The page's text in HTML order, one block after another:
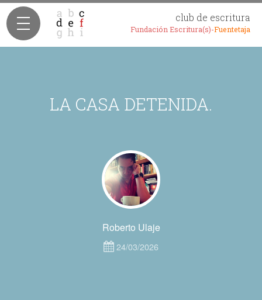
club de escritura
Fundación Escritura(s)-Fuentetaja
LA CASA DETENIDA.
Roberto Ulaje
24/03/2026